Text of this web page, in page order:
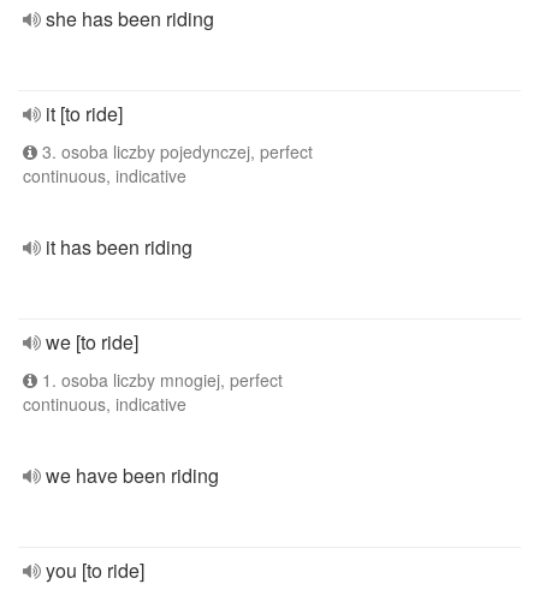
she has been riding
it [to ride]
3. osoba liczby pojedynczej, perfect
continuous, indicative
it has been riding
we [to ride]
1. osoba liczby mnogiej, perfect
continuous, indicative
we have been riding
you [to ride]